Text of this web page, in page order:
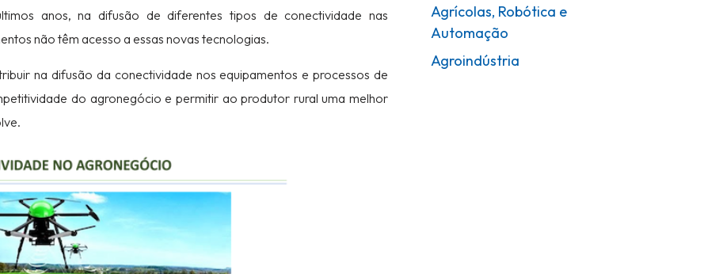
anos, na difusão de diferentes tipos de conectividade nas
não têm acesso a essas novas tecnologias.
na difusão da conectividade nos equipamentos e processos de
do agronegócio e permitir ao produtor rural uma melhor
Agrícolas, Robótica e
Automação
Agroindústria